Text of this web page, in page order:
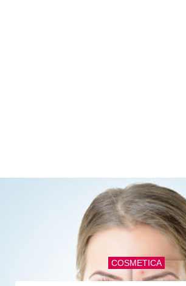
COSMETICA